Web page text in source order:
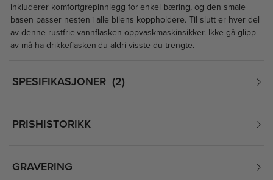
inkluderer komfortgrepinnlegg for enkel bæring, og den smale
basen passer nesten i alle bilens koppholdere. Til slutt er hver del
av denne rustfrie vannflasken oppvaskmaskinsikker. Ikke gå glipp
av må-ha drikkeflasken du aldri visste du trengte.
SPESIFIKASJONER 2
PRISHISTORIKK
GRAVERING